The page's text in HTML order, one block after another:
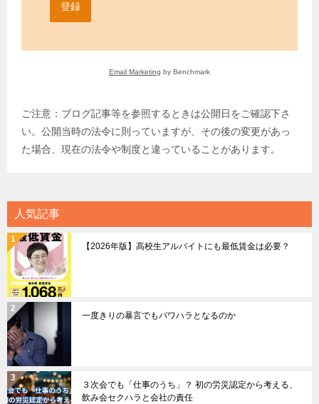
登録
Email Marketing by Benchmark
ご注意：ブログ記事等を参照するときは公開日をご確認下さ
い。公開当時の法令に則っていますが、その後の変更があっ
た場合、現在の法令や制度と違っていることがあります。
人気記事
【2026年版】高校生アルバイトにも最低賃金は必要？
一度きりの暴言でもパワハラとなるのか
３次会でも「仕事のうち」？ 初の労災認定から考える、
飲み会セクハラと会社の責任